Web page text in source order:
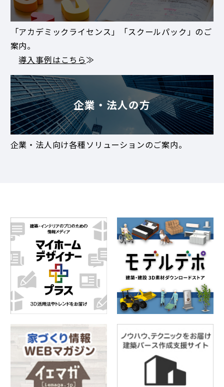
「アカデミックライセンス」「スクールパック」のご
案内。
導入事例はこちら≫
企業・法人の方
企業・法人向け各種ソリューションのご案内。